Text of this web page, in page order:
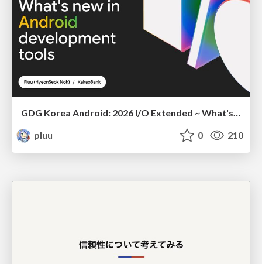
GDG Korea Android: 2026 I/O Extended ~ What's new in Android development tools
pluu
0 210